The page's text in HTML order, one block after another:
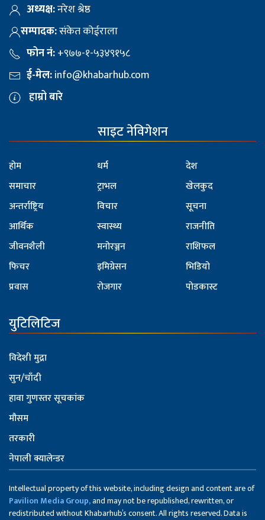
अध्यक्ष:नरेश श्रेष्ठ
सम्पादक:संकेत कोईराला
फोन नं:+९७७-१-५३४९१५८
ई-मेल:info@khabarhub.com
हाम्रो बारे
साइट नेविगेशन
होम
समाचार
अन्तर्राष्ट्रिय
आर्थिक
जीवनशैली
फिचर
प्रवास
धर्म
ट्राभल
विचार
स्वास्थ्य
मनोरञ्जन
इमिग्रेसन
रोजगार
देश
खेलकुद
सूचना
राजनीति
राशिफल
भिडियो
पोडकास्ट
युटिलिटिज
विदेशी मुद्रा
सुन/चाँदी
हावा गुणस्तर सूचकांक
मौसम
तरकारी
नेपाली क्यालेन्डर
Intellectual property of this website, including design and content are of
Pavilion Media Group,and may not be republished, rewritten, or
redistributed without Khabarhub’s consent. All rights reserved. Data is